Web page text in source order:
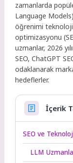
zamanlarda
Language
öğrenimi
optimizasyonu
uzmanlar, 2026
SEO, ChatGPT
odaklanarak
hedeflerler.
İçerik
SEO ve
LLM